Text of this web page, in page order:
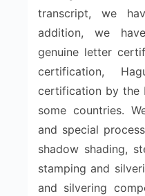
transcript, we
addition, we
genuine letter
certification,
certification by the
some countries.
and special
shadow shading,
stamping and
and silvering